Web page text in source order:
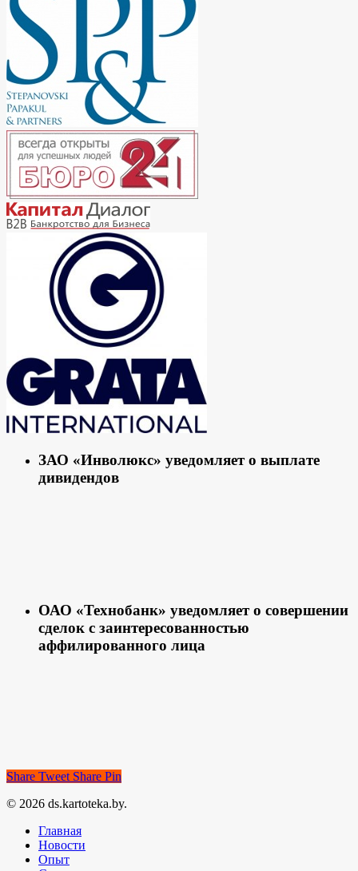
ЗАО «Инволюкс» уведомляет о выплате
дивидендов
ОАО «Технобанк» уведомляет о совершении
сделок с заинтересованностью
аффилированного лица
Share Tweet Share Pin
© 2026 ds.kartoteka.by.
Главная
Новости
Опыт